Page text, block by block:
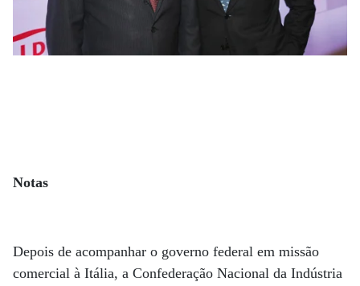
Notas
Depois de acompanhar o governo federal em missão
comercial à Itália, a Confederação Nacional da Indústria